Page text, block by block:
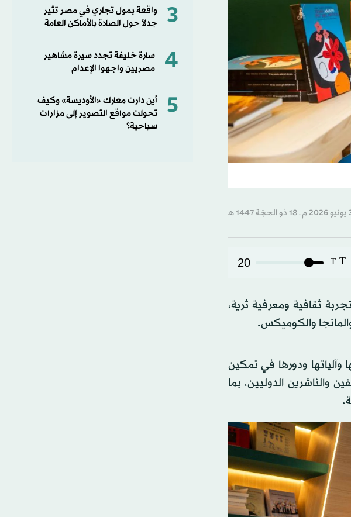
T
T
20
والنشر والترجمة» السعودية في «معرض كوالالمبور الدولي للكتاب 2026»، تجربة ثقافية ومعرفية ثرية،
والكوميكس.
وآلياتها ودورها في تمكين
والناشرين الدوليين، بما
3
واقعة بمول تجاري في مصر تثير
جدلاً حول الصلاة بالأماكن العامة
4
سارة خليفة تجدد سيرة مشاهير
مصريين واجهوا الإعدام
5
أين دارت معارك «الأوديسة» وكيف
تحولت مواقع التصوير إلى مزارات
سياحية؟